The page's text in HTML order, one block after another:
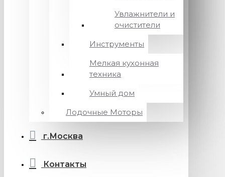
Увлажнители и
очистители
Инструменты
Мелкая кухонная
техника
Умный дом
Лодочные Моторы
г.Москва
Контакты